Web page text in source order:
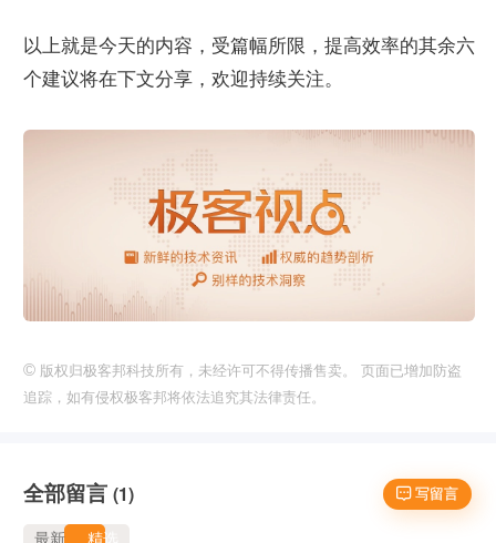
以上就是今天的内容，受篇幅所限，提高效率的其余六
个建议将在下文分享，欢迎持续关注。
© 版权归极客邦科技所有，未经许可不得传播售卖。 页面已增加防盗
追踪，如有侵权极客邦将依法追究其法律责任。
 写留言
全部留言 (1)
最新 精选